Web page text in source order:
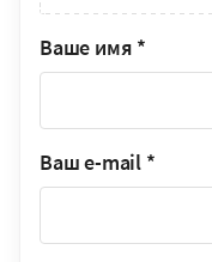
Ваше имя *
Ваш e-mail *